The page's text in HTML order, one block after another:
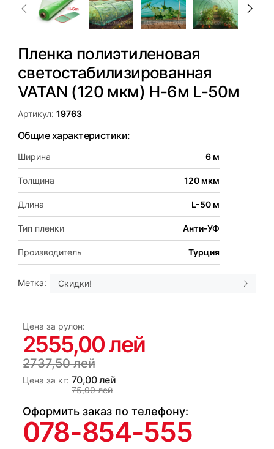
Пленка полиэтиленовая
светостабилизированная
VATAN (120 мкм) Н-6м L-50м
Артикул: 19763
Общие характеристики:
Ширина 6 м
Толщина 120 мкм
Длина L-50 м
Тип пленки Анти-УФ
Производитель Турция
Метка: Скидки!
Цена за рулон:
2555,00 лей
2737,50 лей
Цена за кг: 70,00 лей
75,00 лей
Оформить заказ по телефону:
078-854-555